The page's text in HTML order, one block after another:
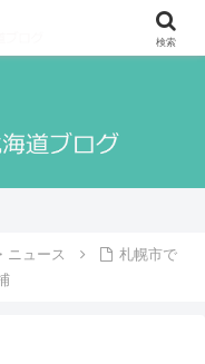
生活、北海道の魅力や観光地
ニュース
札幌市で
検索